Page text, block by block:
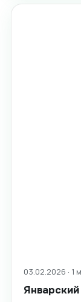
03.02.2026 · 1